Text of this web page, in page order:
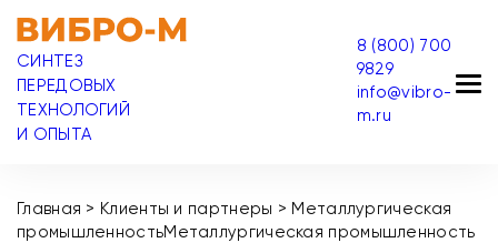
СИНТЕЗ
ПЕРЕДОВЫХ
ТЕХНОЛОГИЙ
И ОПЫТА
8 (800) 700
9829
info@vibro-
m.ru
Главная > Клиенты и партнеры > Металлургическая
промышленностьМеталлургическая промышленность